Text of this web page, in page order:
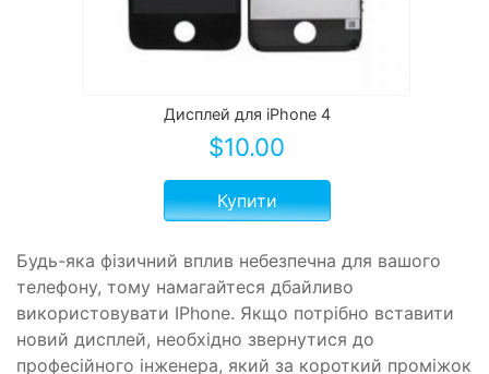
Дисплей для iPhone 4
$10.00
Купити
Будь-яка фізичний вплив небезпечна для вашого
телефону, тому намагайтеся дбайливо
використовувати IPhone. Якщо потрібно вставити
новий дисплей, необхідно звернутися до
професійного інженера, який за короткий проміжок